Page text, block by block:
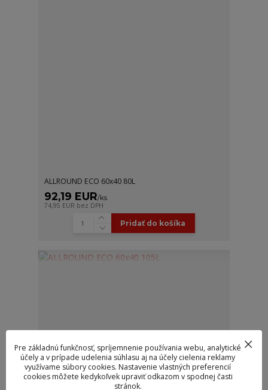
ALLROUND ECO 60x40 80L
92,19 EUR/ks
74,95 EUR bez DPH
Pridať do košíka
Pre základnú funkčnosť, spríjemnenie používania webu, analytické
účely a v prípade udelenia súhlasu aj na účely cielenia reklamy
využívame súbory cookies. Nastavenie vlastných preferencií
cookies môžete kedykoľvek upraviť odkazom v spodnej časti
stránok.